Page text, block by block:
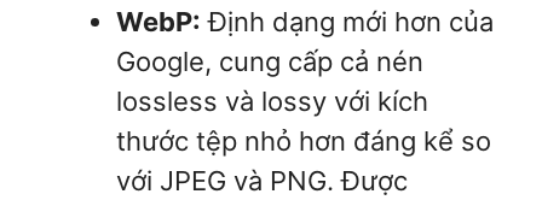
WebP: Định dạng mới hơn của
Google, cung cấp cả nén
lossless và lossy với kích
thước tệp nhỏ hơn đáng kể so
với JPEG và PNG. Được